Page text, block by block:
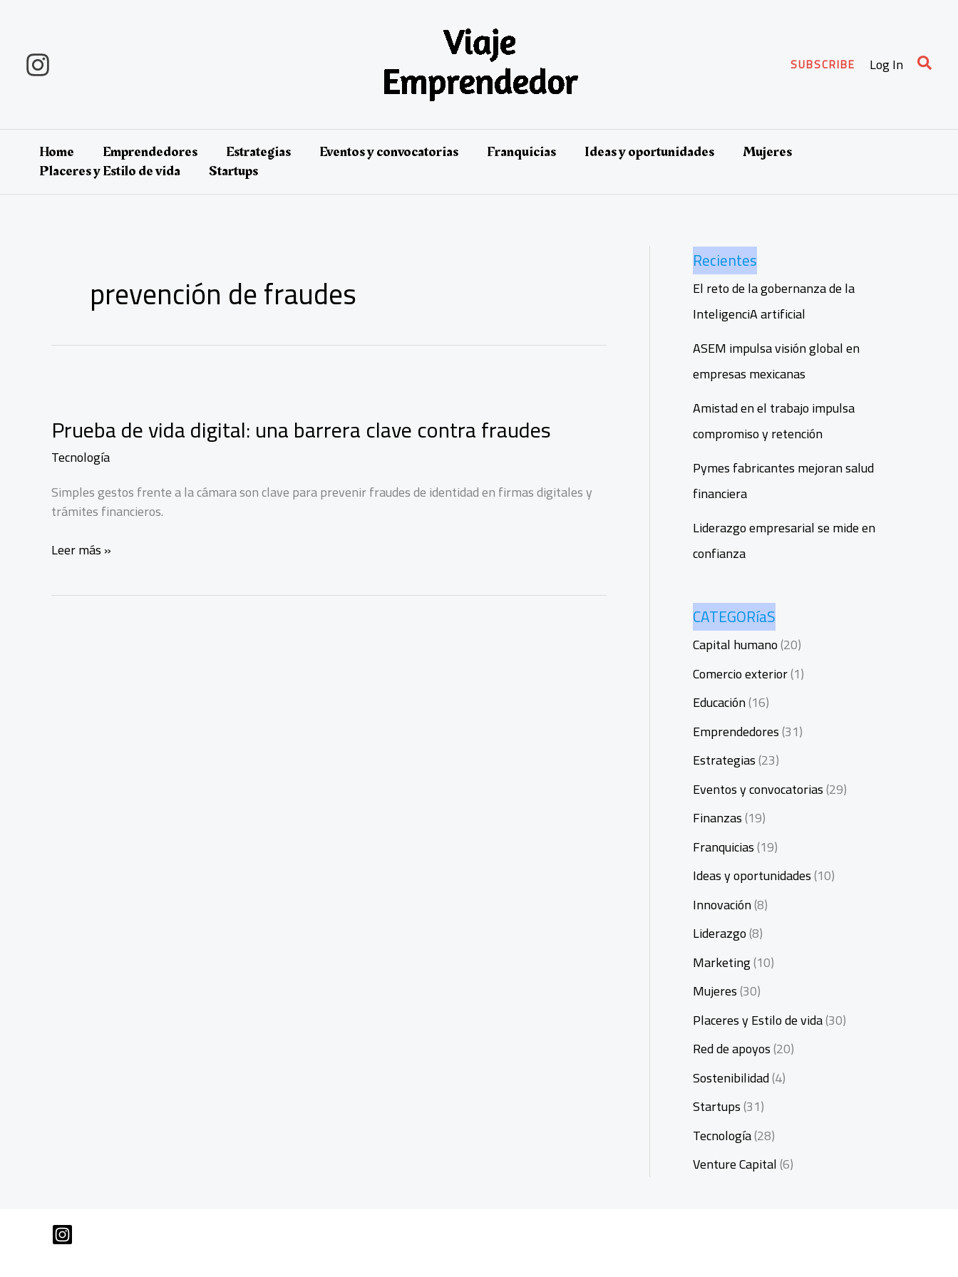
contenido
SUBSCRIBE Log In
Home Emprendedores Estrategias Eventos y convocatorias Franquicias Ideas y oportunidades
Mujeres
Placeres y Estilo de vida
Startups
prevención de fraudes
Prueba de vida digital: una barrera clave contra fraudes
Tecnología
Simples gestos frente a la cámara son clave para prevenir fraudes de identidad en firmas digitales y
trámites financieros.
Prueba
Leer más »
Recientes
El reto de la gobernanza de la
InteligenciA artificial
ASEM impulsa visión global en
empresas mexicanas
Amistad en el trabajo impulsa
compromiso y retención
Pymes fabricantes mejoran salud
financiera
Liderazgo empresarial se mide en
confianza
CATEGORíaS
Capital humano(20)
Comercio exterior(1)
Educación(16)
Emprendedores(31)
Estrategias(23)
Eventos y convocatorias(29)
Finanzas(19)
Franquicias(19)
Ideas y oportunidades(10)
Innovación(8)
Liderazgo(8)
Marketing(10)
Mujeres(30)
Placeres y Estilo de vida(30)
Red de apoyos(20)
Sostenibilidad(4)
Startups(31)
Tecnología(28)
Venture Capital(6)